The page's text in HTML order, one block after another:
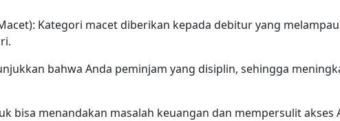
Kategori macet diberikan kepada debitur yang
bahwa Anda peminjam yang disiplin, sehingga
bisa menandakan masalah keuangan dan mempersulit akses